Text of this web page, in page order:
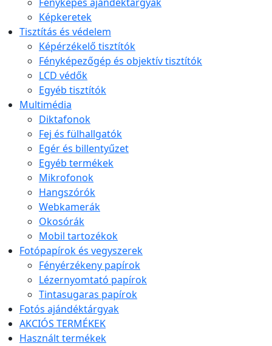
Fényképes ajándéktárgyak
Képkeretek
Tisztítás és védelem
Képérzékelő tisztítók
Fényképezőgép és objektív tisztítók
LCD védők
Egyéb tisztítók
Multimédia
Diktafonok
Fej és fülhallgatók
Egér és billentyűzet
Egyéb termékek
Mikrofonok
Hangszórók
Webkamerák
Okosórák
Mobil tartozékok
Fotópapírok és vegyszerek
Fényérzékeny papírok
Lézernyomtató papírok
Tintasugaras papírok
Fotós ajándéktárgyak
AKCIÓS TERMÉKEK
Használt termékek